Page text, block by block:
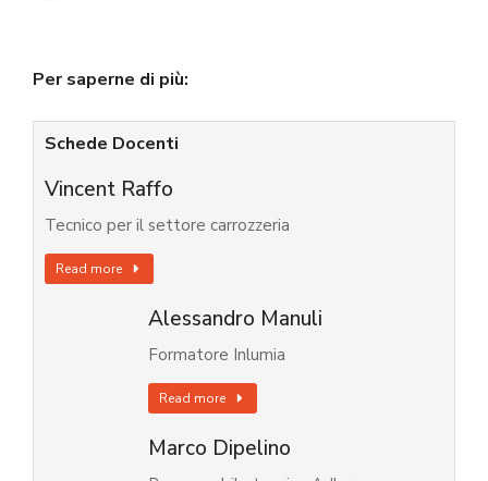
Per saperne di più:
Schede Docenti
Vincent Raffo
Tecnico per il settore carrozzeria
Read more
Alessandro Manuli
Formatore Inlumia
Read more
Marco Dipelino